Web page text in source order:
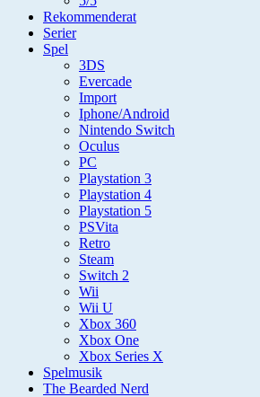
Rekommenderat
Serier
Spel
3DS
Evercade
Import
Iphone/Android
Nintendo Switch
Oculus
PC
Playstation 3
Playstation 4
Playstation 5
PSVita
Retro
Steam
Switch 2
Wii
Wii U
Xbox 360
Xbox One
Xbox Series X
Spelmusik
The Bearded Nerd